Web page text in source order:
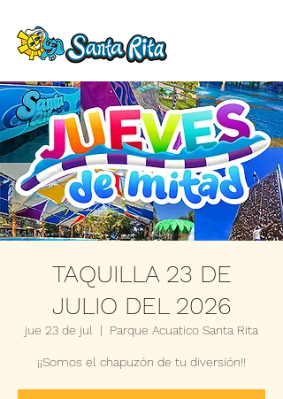
TAQUILLA 23 DE
JULIO DEL 2026
jue 23 de jul
  |
Parque Acuatico Santa Rita
¡¡Somos el chapuzón de tu diversión!!